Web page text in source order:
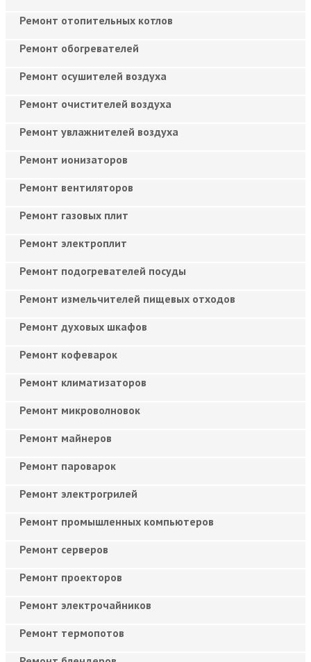
Ремонт отопительных котлов
Ремонт обогревателей
Ремонт осушителей воздуха
Ремонт очистителей воздуха
Ремонт увлажнителей воздуха
Ремонт ионизаторов
Ремонт вентиляторов
Ремонт газовых плит
Ремонт электроплит
Ремонт подогревателей посуды
Ремонт измельчителей пищевых отходов
Ремонт духовых шкафов
Ремонт кофеварок
Ремонт климатизаторов
Ремонт микроволновок
Ремонт майнеров
Ремонт пароварок
Ремонт электрогрилей
Ремонт промышленных компьютеров
Ремонт серверов
Ремонт проекторов
Ремонт электрочайников
Ремонт термопотов